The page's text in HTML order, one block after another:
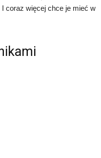
coraz więcej chce je mieć w